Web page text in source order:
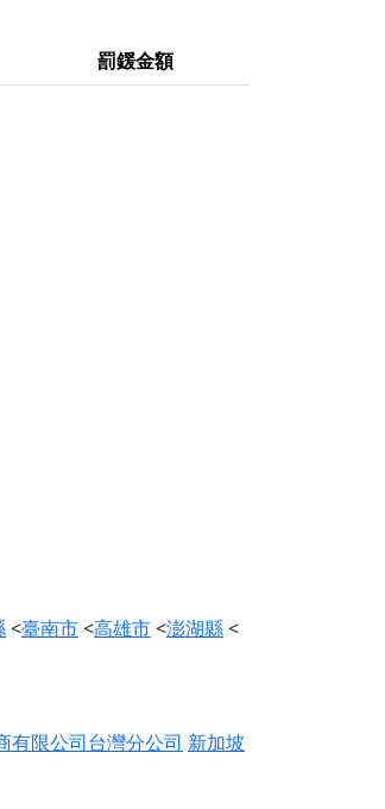
罰鍰金額
<臺南市<高雄市<澎湖縣<
有限公司台灣分公司 新加坡